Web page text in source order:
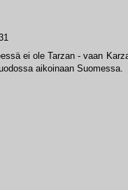
ei ole Tarzan - vaan
aikoinaan Suomessa.